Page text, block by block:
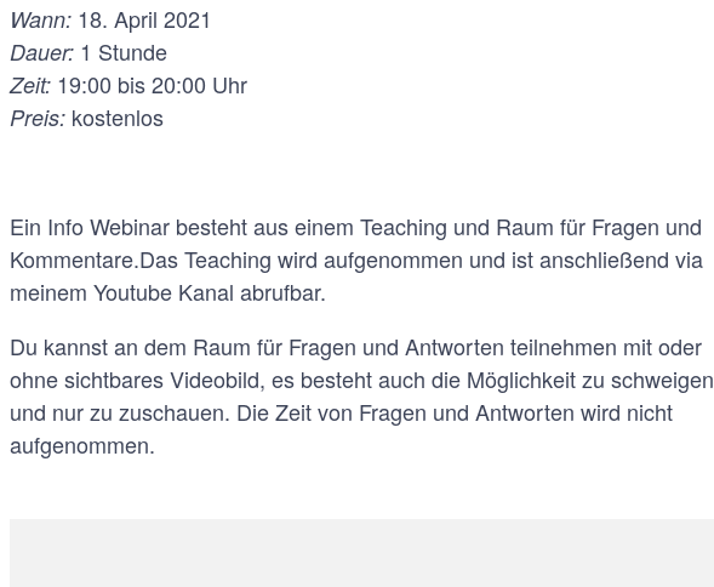
Wann: 18. April 2021
Dauer: 1 Stunde
Zeit: 19:00 bis 20:00 Uhr
Preis: kostenlos
Ein Info Webinar besteht aus einem Teaching und Raum für Fragen und
Kommentare.Das Teaching wird aufgenommen und ist anschließend via
meinem Youtube Kanal abrufbar.
Du kannst an dem Raum für Fragen und Antworten teilnehmen mit oder
ohne sichtbares Videobild, es besteht auch die Möglichkeit zu schweigen
und nur zu zuschauen. Die Zeit von Fragen und Antworten wird nicht
aufgenommen.